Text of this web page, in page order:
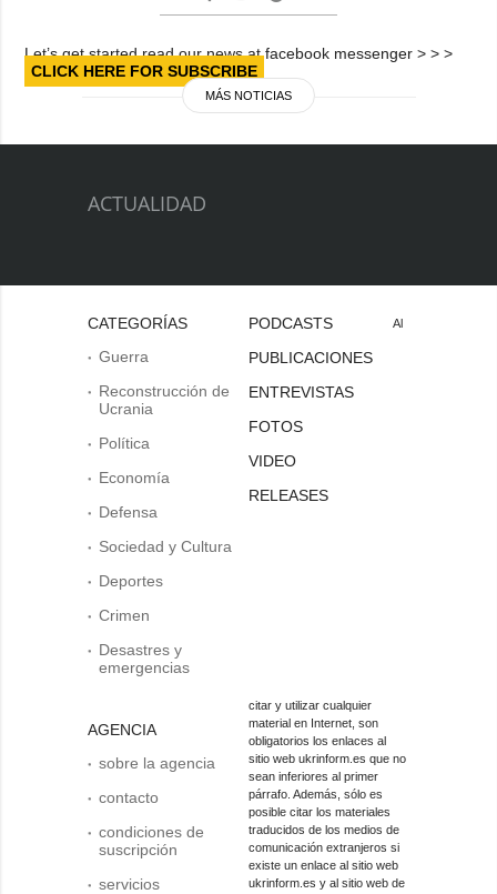
Let’s get started read our news at facebook messenger > > >
CLICK HERE FOR SUBSCRIBE
MÁS NOTICIAS
ACTUALIDAD
CATEGORÍAS
Guerra
Reconstrucción de
Ucrania
Política
Economía
Defensa
Sociedad y Cultura
Deportes
Crimen
Desastres y
emergencias
AGENCIA
sobre la agencia
contacto
condiciones de
suscripción
servicios
PODCASTS
PUBLICACIONES
ENTREVISTAS
FOTOS
VIDEO
RELEASES
Al
citar y utilizar cualquier
material en Internet, son
obligatorios los enlaces al
sitio web ukrinform.es que no
sean inferiores al primer
párrafo. Además, sólo es
posible citar los materiales
traducidos de los medios de
comunicación extranjeros si
existe un enlace al sitio web
ukrinform.es y al sitio web de